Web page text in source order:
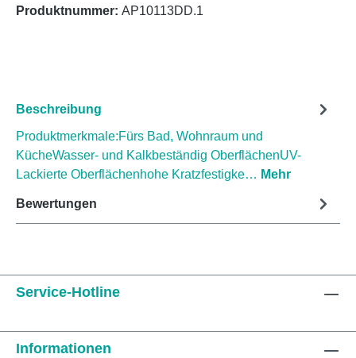
Produktnummer: AP10113DD.1
Beschreibung
Produktmerkmale:Fürs Bad, Wohnraum und
KücheWasser- und Kalkbeständig OberflächenUV-
Lackierte Oberflächenhohe Kratzfestigke… Mehr
Bewertungen
Service-Hotline
Informationen